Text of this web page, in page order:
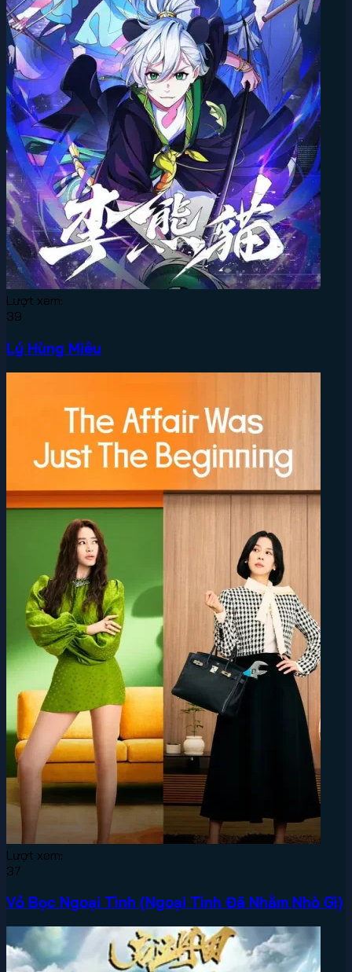
Lượt xem:
39
Lý Hùng Miêu
Lượt xem:
37
Vỏ Bọc Ngoại Tình (Ngoại Tình Đã Nhằm Nhò Gì)